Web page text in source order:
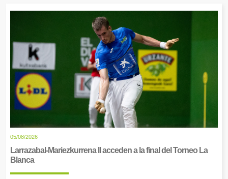
05/08/2026
Larrazabal-Mariezkurrena II acceden a la final del Torneo La
Blanca